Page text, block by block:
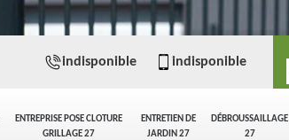
ENTREPRISE POSE CLOTURE
GRILLAGE 27
ENTRETIEN DE
JARDIN 27
DÉBROUSSAILLAGE
27
indisponible indisponible